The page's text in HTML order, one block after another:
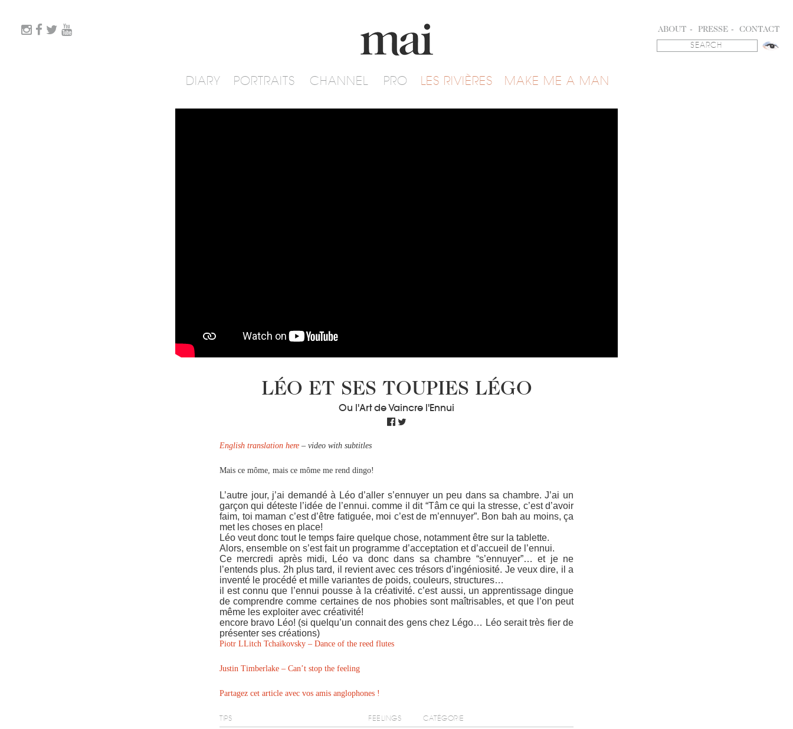
DIARY PORTRAITS CHANNEL PRO LES RIVIÈRES MAKE ME A MAN
ABOUT PRESSE CONTACT
LÉO ET SES TOUPIES LÉGO
Ou l'Art de Vaincre l'Ennui
English translation here – video with subtitles
Mais ce môme, mais ce môme me rend dingo!
L’autre jour, j’ai demandé à Léo d’aller s’ennuyer un peu dans sa chambre. J’ai un
garçon qui déteste l’idée de l’ennui. comme il dit “Tâm ce qui la stresse, c’est d’avoir
faim, toi maman c’est d’être fatiguée, moi c’est de m’ennuyer”. Bon bah au moins, ça
met les choses en place!
Léo veut donc tout le temps faire quelque chose, notamment être sur la tablette.
Alors, ensemble on s’est fait un programme d’acceptation et d’accueil de l’ennui.
Ce mercredi après midi, Léo va donc dans sa chambre “s’ennuyer”… et je ne
l’entends plus. 2h plus tard, il revient avec ces trésors d’ingéniosité. Je veux dire, il a
inventé le procédé et mille variantes de poids, couleurs, structures…
il est connu que l’ennui pousse à la créativité. c’est aussi, un apprentissage dingue
de comprendre comme certaines de nos phobies sont maîtrisables, et que l’on peut
même les exploiter avec créativité!
encore bravo Léo! (si quelqu’un connait des gens chez Légo… Léo serait très fier de
présenter ses créations)
Piotr LLitch Tchaïkovsky – Dance of the reed flutes
Justin Timberlake – Can’t stop the feeling
Partagez cet article avec vos amis anglophones !
TIPS FEELINGS CATÉGORIE